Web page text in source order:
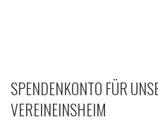
SPENDENKONTO FÜR
VEREINEINSHEIM